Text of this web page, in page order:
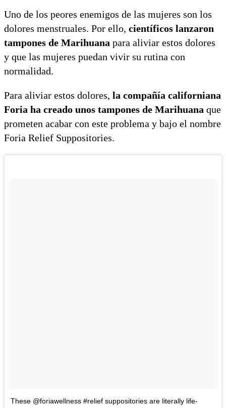
Uno de los peores enemigos de las mujeres son los
dolores menstruales. Por ello, científicos lanzaron
tampones de Marihuana para aliviar estos dolores
y que las mujeres puedan vivir su rutina con
normalidad.
Para aliviar estos dolores, la compañía californiana
Foria ha creado unos tampones de Marihuana que
prometen acabar con este problema y bajo el nombre
Foria Relief Suppositories.
These @foriawellness #relief suppositories are literally life-